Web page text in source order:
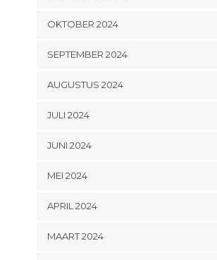
OKTOBER 2024
SEPTEMBER 2024
AUGUSTUS 2024
JULI 2024
JUNI 2024
MEI 2024
APRIL 2024
MAART 2024